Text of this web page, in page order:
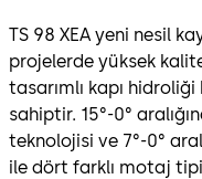
TS 98 XEA yeni nesil
projelerde yüksek
tasarımlı kapı
sahiptir. 15°-0°
teknolojisi ve 7°-0°
ile dört farklı motaj